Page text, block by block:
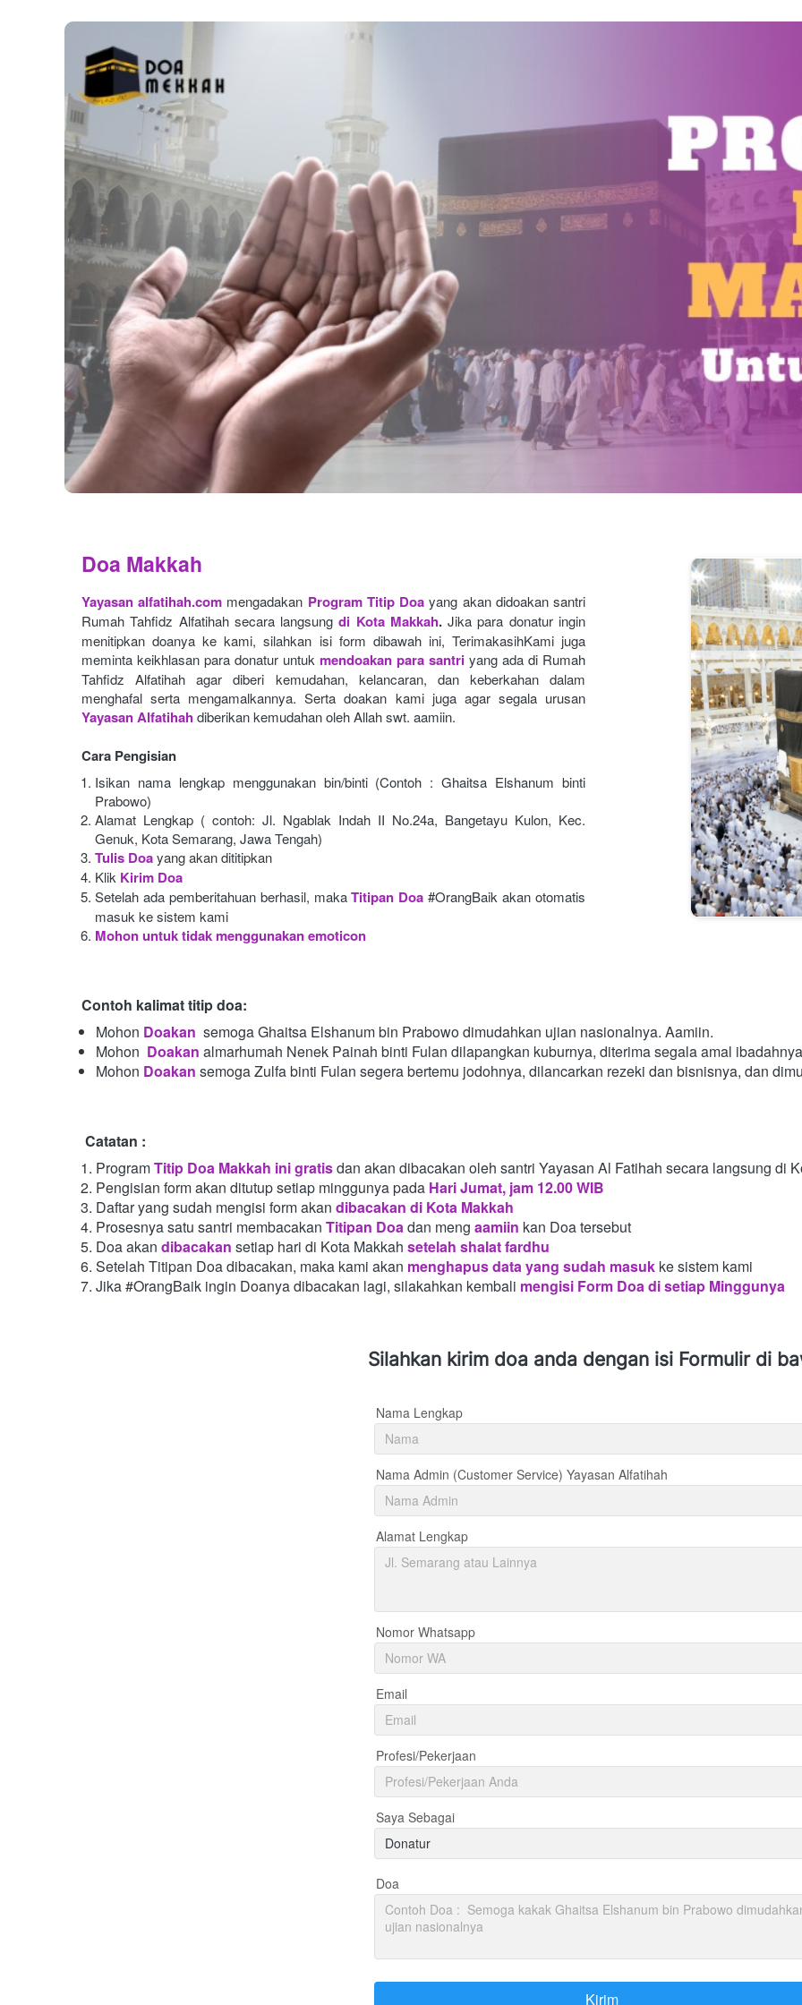
Doa Makkah
Yayasan alfatihah.com mengadakan Program Titip Doa yang akan didoakan santri
Rumah Tahfidz Alfatihah secara langsung di Kota Makkah. Jika para donatur ingin
menitipkan doanya ke kami, silahkan isi form dibawah ini, TerimakasihKami juga
meminta keikhlasan para donatur untuk mendoakan para santri yang ada di Rumah
Tahfidz Alfatihah agar diberi kemudahan, kelancaran, dan keberkahan dalam
menghafal serta mengamalkannya. Serta doakan kami juga agar segala urusan
Yayasan Alfatihah diberikan kemudahan oleh Allah swt. aamiin.
Cara Pengisian
Isikan nama lengkap menggunakan bin/binti (Contoh : Ghaitsa Elshanum binti
Prabowo)
Alamat Lengkap ( contoh: Jl. Ngablak Indah II No.24a, Bangetayu Kulon, Kec.
Genuk, Kota Semarang, Jawa Tengah)
Tulis Doayang akan dititipkan
Klik Kirim Doa
Setelah ada pemberitahuan berhasil, maka Titipan Doa #OrangBaik akan otomatis
masuk ke sistem kami
Mohon untuk tidak menggunakan emoticon
Contoh kalimat titip doa:
Mohon Doakan semoga Ghaitsa Elshanum bin Prabowo dimudahkan ujian nasionalnya. Aamiin.
Mohon Doakan almarhumah Nenek Painah binti Fulan dilapangkan kuburnya, diterima segala amal
Mohon Doakan semoga Zulfa binti Fulan segera bertemu jodohnya, dilancarkan rezeki dan bisnisnya, dan
Catatan :
ProgramTitip Doa Makkah ini gratisdan akan dibacakan oleh santri Yayasan Al Fatihah secara langsung di
Pengisian form akan ditutup setiap minggunya pada Hari Jumat, jam 12.00 WIB
Daftar yang sudah mengisi form akan dibacakan di Kota Makkah
Prosesnya satu santri membacakan Titipan Doadan meng aamiin kan Doa tersebut
Doa akan dibacakan setiap hari di Kota Makkah setelah shalat fardhu
Setelah Titipan Doa dibacakan, maka kami akan menghapus data yang sudah masuk ke sistem kami
Jika #OrangBaik ingin Doanya dibacakan lagi, silakahkan kembali mengisi Form Doa di setiap Minggunya
Silahkan kirim doa anda dengan isi Formulir di
Nama Lengkap
Nama Admin (Customer Service) Yayasan Alfatihah
Alamat Lengkap
Nomor Whatsapp
Email
Profesi/Pekerjaan
Saya Sebagai
Donatur
Doa
`Kirim